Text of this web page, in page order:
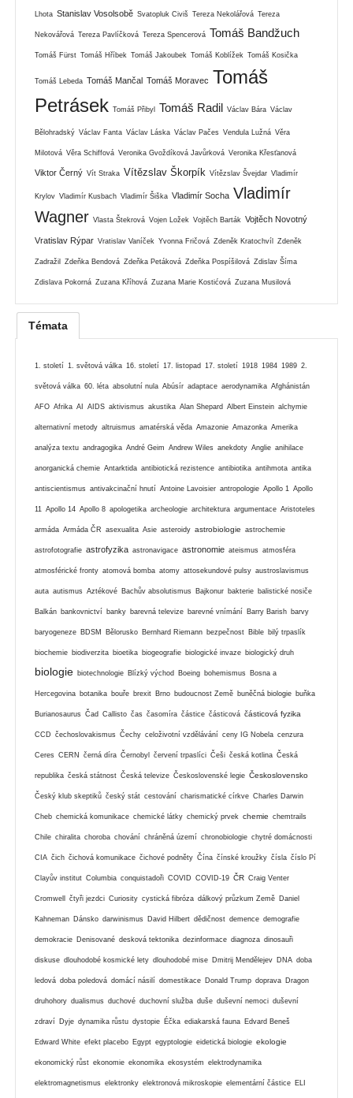
Lhota Stanislav Vosolsobě Svatopluk Civiš Tereza Nekolářová Tereza
Nekovářová Tereza Pavlíčková Tereza Spencerová Tomáš Bandžuch
Tomáš Fürst Tomáš Hříbek Tomáš Jakoubek Tomáš Koblížek Tomáš Kosička
Tomáš Lebeda Tomáš Mančal Tomáš Moravec Tomáš
Petrásek Tomáš Přibyl Tomáš Radil Václav Bára Václav
Bělohradský Václav Fanta Václav Láska Václav Pačes Vendula Lužná Věra
Milotová Věra Schiffová Veronika Gvoždíková Javůrková Veronika Křesťanová
Viktor Černý Vít Straka Vítězslav Škorpík Vítězslav Švejdar Vladimír
Krylov Vladimír Kusbach Vladimír Šiška Vladimír Socha Vladimír
Wagner Vlasta Štekrová Vojen Ložek Vojtěch Barták Vojtěch Novotný
Vratislav Rýpar Vratislav Vaníček Yvonna Fričová Zdeněk Kratochvíl Zdeněk
Zadražil Zdeňka Bendová Zdeňka Petáková Zdeňka Pospíšilová Zdislav Šíma
Zdislava Pokorná Zuzana Kříhová Zuzana Marie Kostićová Zuzana Musilová
Témata
1. století 1. světová válka 16. století 17. listopad 17. století 1918 1984 1989 2.
světová válka 60. léta absolutní nula Abúsír adaptace aerodynamika Afghánistán
AFO Afrika AI AIDS aktivismus akustika Alan Shepard Albert Einstein alchymie
alternativní metody altruismus amatérská věda Amazonie Amazonka Amerika
analýza textu andragogika André Geim Andrew Wiles anekdoty Anglie anihilace
anorganická chemie Antarktida antibiotická rezistence antibiotika antihmota antika
antiscientismus antivakcinační hnutí Antoine Lavoisier antropologie Apollo 1 Apollo
11 Apollo 14 Apollo 8 apologetika archeologie architektura argumentace Aristoteles
armáda Armáda ČR asexualita Asie asteroidy astrobiologie astrochemie
astrofotografie astrofyzika astronavigace astronomie ateismus atmosféra
atmosférické fronty atomová bomba atomy attosekundové pulsy austroslavismus
auta autismus Aztékové Bachův absolutismus Bajkonur bakterie balistické nosiče
Balkán bankovnictví banky barevná televize barevné vnímání Barry Barish barvy
baryogeneze BDSM Bělorusko Bernhard Riemann bezpečnost Bible bilý trpaslík
biochemie biodiverzita bioetika biogeografie biologické invaze biologický druh
biologie biotechnologie Blízký východ Boeing bohemismus Bosna a
Hercegovina botanika bouře brexit Brno budoucnost Země buněčná biologie buňka
Burianosaurus Čad Callisto čas časomíra částice částicová částicová fyzika
CCD čechoslovakismus Čechy celoživotní vzdělávání ceny IG Nobela cenzura
Ceres CERN černá díra Černobyl červení trpaslíci Češi česká kotlina Česká
republika česká státnost Česká televize Československé legie Československo
Český klub skeptiků český stát cestování charismatické církve Charles Darwin
Cheb chemická komunikace chemické látky chemický prvek chemie chemtrails
Chile chiralita choroba chování chráněná území chronobiologie chytré domácnosti
CIA čich čichová komunikace čichové podněty Čína čínské kroužky čísla číslo Pí
Clayův institut Columbia conquistadoři COVID COVID-19 ČR Craig Venter
Cromwell čtyři jezdci Curiosity cystická fibróza dálkový průzkum Země Daniel
Kahneman Dánsko darwinismus David Hilbert dědičnost demence demografie
demokracie Denisované desková tektonika dezinformace diagnoza dinosauři
diskuse dlouhodobé kosmické lety dlouhodobé mise Dmitrij Mendělejev DNA doba
ledová doba poledová domácí násilí domestikace Donald Trump doprava Dragon
druhohory dualismus duchové duchovní služba duše duševní nemoci duševní
zdraví Dyje dynamika růstu dystopie Éčka ediakarská fauna Edvard Beneš
Edward White efekt placebo Egypt egyptologie eidetická biologie ekologie
ekonomický růst ekonomie ekonomika ekosystém elektrodynamika
elektromagnetismus elektronky elektronová mikroskopie elementární částice ELI